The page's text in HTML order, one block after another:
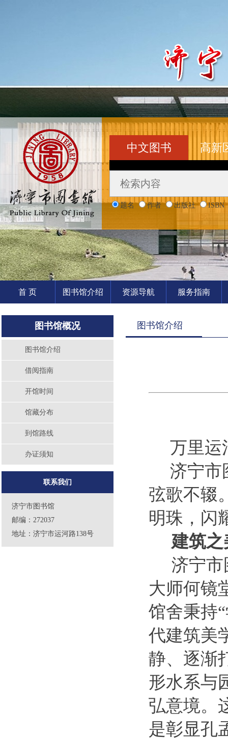
中文图书
题名 作者 出版社 ISBN
高新
首 页 图书馆介绍 资源导航 服务指南
图书馆概况
图书馆介绍
借阅指南
开馆时间
馆藏分布
到馆路线
办证须知
联系我们
济宁市图书馆
邮编：272037
地址：济宁市运河路138号
图书馆介绍
万里运
济宁市
弦歌不辍
明珠，闪
建筑
济宁
大师何镜
馆舍秉持
代建筑美
静、逐渐
形水系与
弘意境。
是彰显孔